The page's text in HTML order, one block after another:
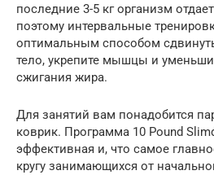
последние 3-5 кг организм
поэтому интервальные
оптимальным способом
тело, укрепите мышцы и
сжигания жира.
Для занятий вам понадобится
коврик. Программа 10 Pound
эффективная и, что самое
кругу занимающихся от